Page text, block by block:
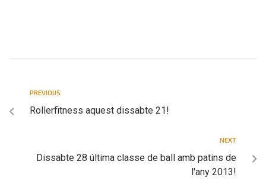
PREVIOUS
Rollerfitness aquest dissabte 21!
NEXT
Dissabte 28 última classe de ball amb patins de
l'any 2013!